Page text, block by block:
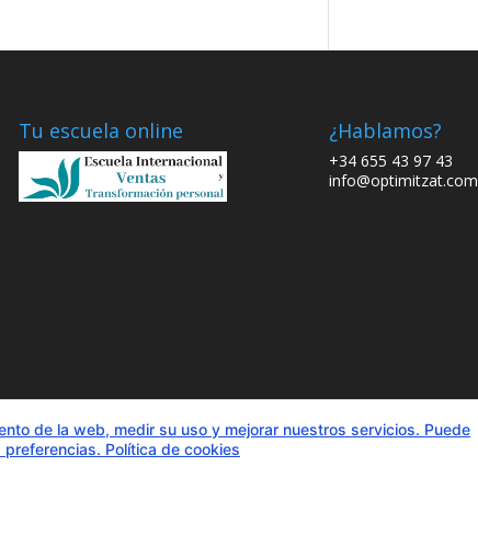
Tu escuela online ¿Hablamos?
+34 655 43 97 43
info@optimitzat.com
de la web, medir su uso y mejorar nuestros servicios. Puede
Política de cookies